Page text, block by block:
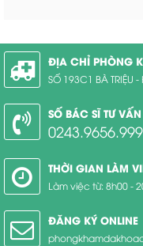
ĐỊA CHỈ PHÒNG
SỐ 193C1 BÀ TRIỆU
SỐ BÁC SĨ TƯ VẤN
0243.9656.999
THỜI GIAN LÀM
Làm việc từ: 8h00 -
ĐĂNG KÝ ONLINE